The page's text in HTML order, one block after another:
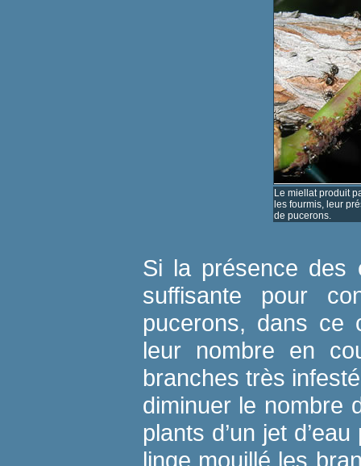
Le miellat produit
les fourmis, leur
de pucerons.
Si la présence des
suffisante pour
pucerons, dans ce
leur nombre en
branches très
diminuer le nombre
plants d’un jet
linge mouillé les